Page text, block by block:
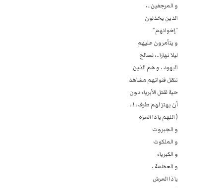
و المرجفين..،
الذين يخذلون
“إخوانهم” ‏
و يتآمرون عليهم ‏
ليلا نهارا..، لصالح
اليهود ، و هم الذين ‏
تنقل قنواتهم مشاهد
حية لقتل الأبرياء دون
أن يهتز لهم طرف..!..
( اللهم يا ذا العزة
و الجبروت
و الملكوت ‏‎
و الكبرياء
و العظمة ،
يا ذا العرش